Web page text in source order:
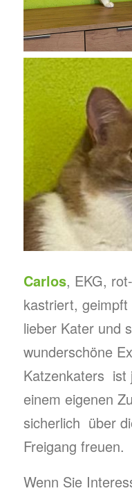
Carlos, EKG,
kastriert,
lieber Kater und
wunderschöne
Katzenkaters ist
einem eigenen
sicherlich über
Freigang freuen.
Wenn Sie